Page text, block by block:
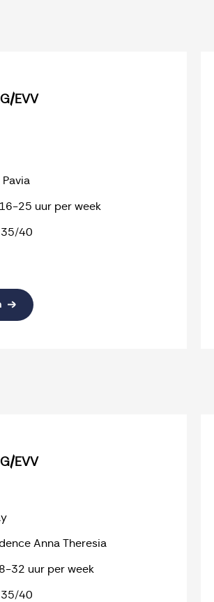
EVV
25 uur per week
35/40
EVV
Anna Theresia
32 uur per week
35/40